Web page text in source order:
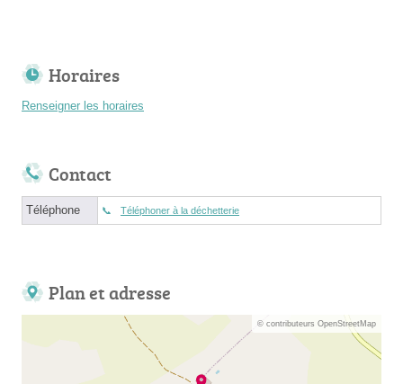
Horaires
Renseigner les horaires
Contact
Téléphone Téléphoner à la déchetterie
Plan et adresse
© contributeurs OpenStreetMap